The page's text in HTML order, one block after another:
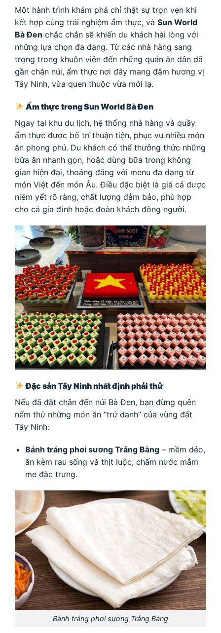
Một hành trình khám phá chỉ thật sự trọn vẹn khi
kết hợp cùng trải nghiệm ẩm thực, và Sun World
Bà Đen chắc chắn sẽ khiến du khách hài lòng với
những lựa chọn đa dạng. Từ các nhà hàng sang
trọng trong khuôn viên đến những quán ăn dân dã
gần chân núi, ẩm thực nơi đây mang đậm hương vị
Tây Ninh, vừa quen thuộc vừa mới lạ.
Ẩm thực trong Sun World Bà Đen
Ngay tại khu du lịch, hệ thống nhà hàng và quầy
ẩm thực được bố trí thuận tiện, phục vụ nhiều món
ăn phong phú. Du khách có thể thưởng thức những
bữa ăn nhanh gọn, hoặc dùng bữa trong không
gian hiện đại, thoáng đãng với menu đa dạng từ
món Việt đến món Âu. Điều đặc biệt là giá cả được
niêm yết rõ ràng, chất lượng đảm bảo, phù hợp
cho cả gia đình hoặc đoàn khách đông người.
Đặc sản Tây Ninh nhất định phải thử
Nếu đã đặt chân đến núi Bà Đen, bạn đừng quên
nếm thử những món ăn “trứ danh” của vùng đất
Tây Ninh:
Bánh tráng phơi sương Trảng Bàng– mềm dẻo,
ăn kèm rau sống và thịt luộc, chấm nước mắm
me đặc trưng.
Bánh tráng phơi sương Trảng Bàng